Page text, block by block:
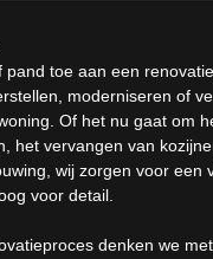
pand toe aan een
moderniseren of
Of het nu gaat om
het vervangen van
wij zorgen voor een
voor detail.
denken we